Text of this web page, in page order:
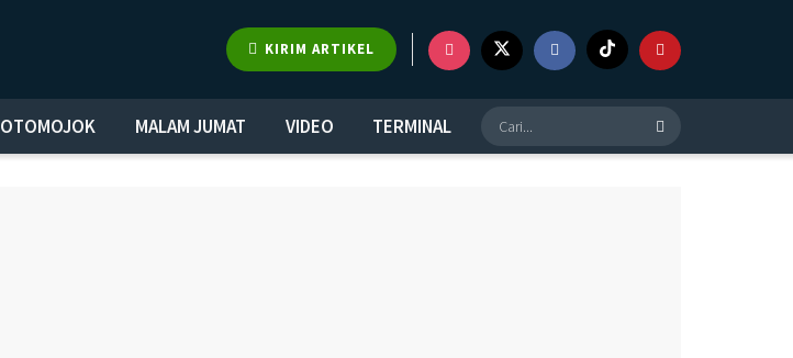
KIRIM ARTIKEL
OTOMOJOK MALAM JUMAT VIDEO TERMINAL